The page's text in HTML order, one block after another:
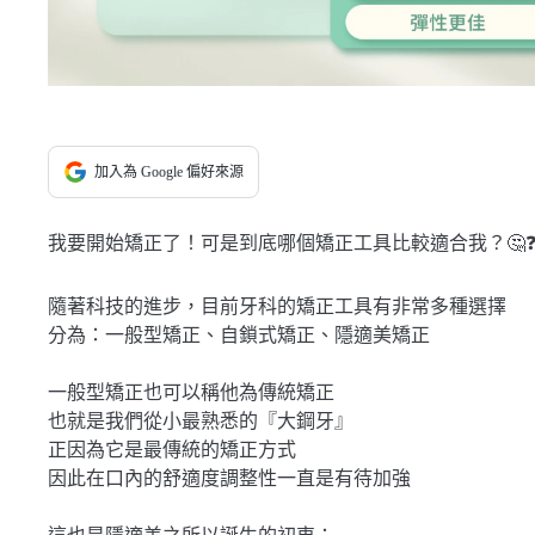
加入為 Google 偏好來源
我要開始矯正了！可是到底哪個矯正工具比較適合我？🤔❓
隨著科技的進步，目前牙科的矯正工具有非常多種選擇
分為：一般型矯正、自鎖式矯正、隱適美矯正
一般型矯正也可以稱他為傳統矯正
也就是我們從小最熟悉的『大鋼牙』
正因為它是最傳統的矯正方式
因此在口內的舒適度調整性一直是有待加強